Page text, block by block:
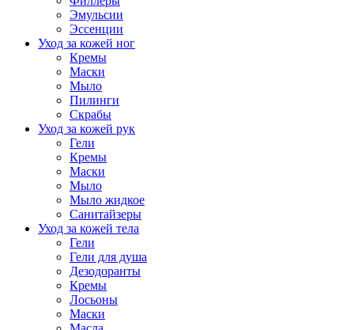
Эмульсии
Эссенции
Уход за кожей ног
Кремы
Маски
Мыло
Пилинги
Скрабы
Уход за кожей рук
Гели
Кремы
Маски
Мыло
Мыло жидкое
Санитайзеры
Уход за кожей тела
Гели
Гели для душа
Дезодоранты
Кремы
Лосьоны
Маски